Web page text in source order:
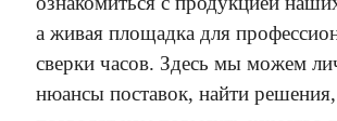
а живая площадка для
сверки часов. Здесь мы можем
нюансы поставок, найти